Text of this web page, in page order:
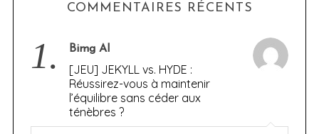
COMMENTAIRES RÉCENTS
1. Bimg AI
[JEU] JEKYLL vs. HYDE :
Réussirez-vous à maintenir
l’équilibre sans céder aux
ténèbres ?